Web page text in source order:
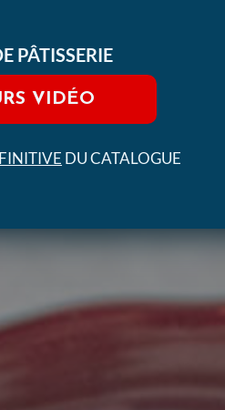
PÂTISSERIE
VIDÉO
DU CATALOGUE